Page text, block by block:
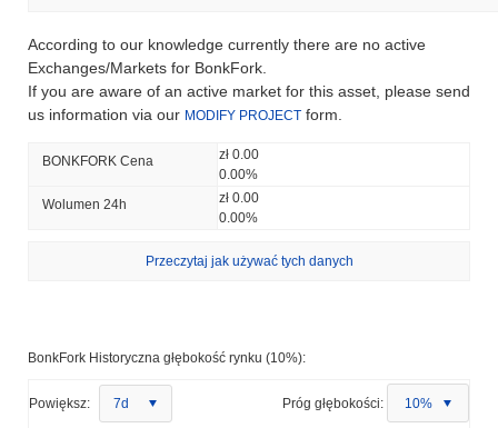
According to our knowledge currently there are no active
Exchanges/Markets for BonkFork.
If you are aware of an active market for this asset, please send
us information via our MODIFY PROJECT form.
BONKFORK Cena
zł 0.00
0.00%
Wolumen 24h
zł 0.00
0.00%
Przeczytaj jak używać tych danych
BonkFork Historyczna głębokość rynku (10%):
Powiększ: 7d Próg głębokości: 10%